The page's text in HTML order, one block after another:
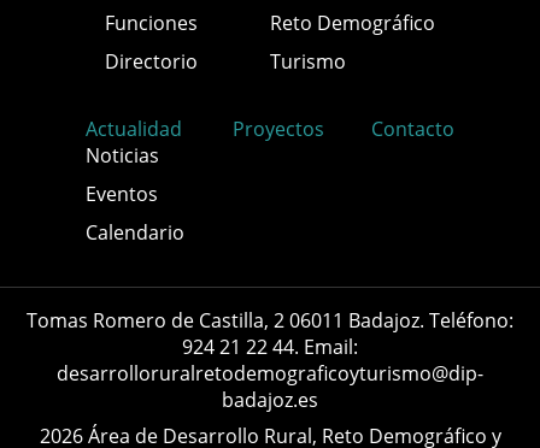
Funciones
Directorio
Reto Demográfico
Turismo
Actualidad
Noticias
Eventos
Calendario
Proyectos Contacto
Tomas Romero de Castilla, 2 06011 Badajoz. Teléfono:
924 21 22 44. Email:
desarrolloruralretodemograficoyturismo@dip-
badajoz.es
2026 Área de Desarrollo Rural, Reto Demográfico y